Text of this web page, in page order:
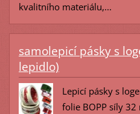
kvalitního materiálu,...
samolepicí pásky s
lepidlo)
Lepicí pásky s
folie BOPP síly